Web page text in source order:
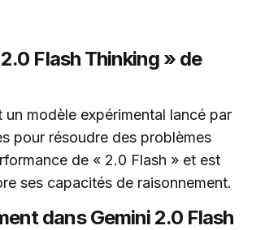
Flash Thinking » de
modèle expérimental lancé par
pour résoudre des problèmes
de « 2.0 Flash » et est
ses capacités de raisonnement.
dans Gemini 2.0 Flash